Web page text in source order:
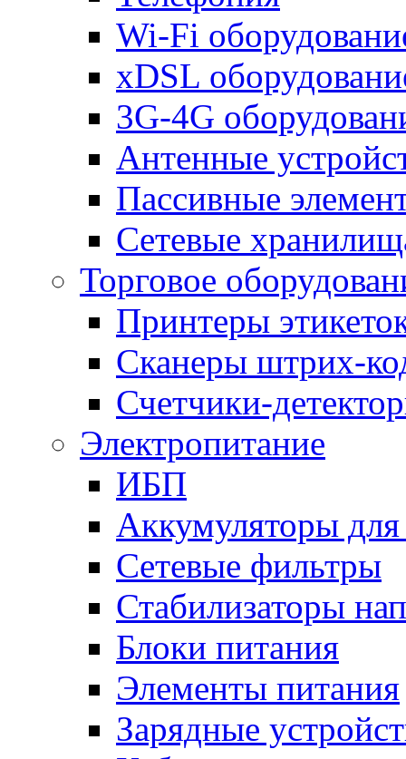
Wi-Fi
xDSL
3G-4G
Антенные
Пассивные
Сетевые
Торговое
Принтеры
Сканеры штрих-
Счетчики-
Электропитание
ИБП
Аккумуляторы
Сетевые фильтры
Стабилизаторы
Блоки питания
Элементы питания
Зарядные